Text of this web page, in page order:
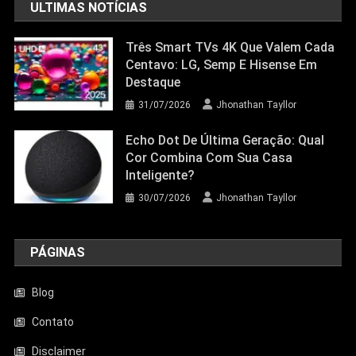
ULTIMAS NOTÍCIAS
Três Smart TVs 4K Que Valem Cada
Centavo: LG, Semp E Hisense Em
Destaque
31/07/2026 Jhonathan Tayllor
Echo Dot De Última Geração: Qual
Cor Combina Com Sua Casa
Inteligente?
30/07/2026 Jhonathan Tayllor
PÁGINAS
Blog
Contato
Disclaimer